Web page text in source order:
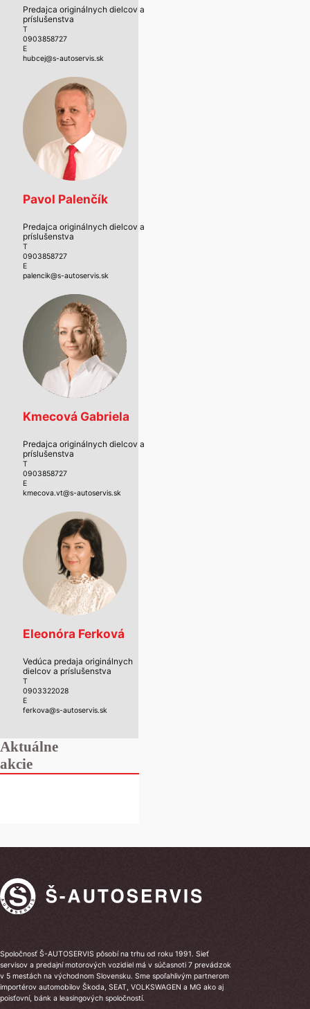
Predajca originálnych dielcov a
príslušenstva
T
0903858727
E
hubcej@s-autoservis.sk
Pavol Palenčík
Predajca originálnych dielcov a
príslušenstva
T
0903858727
E
palencik@s-autoservis.sk
Kmecová Gabriela
Predajca originálnych dielcov a
príslušenstva
T
0903858727
E
kmecova.vt@s-autoservis.sk
Eleonóra Ferková
Vedúca predaja originálnych
dielcov a príslušenstva
T
0903322028
E
ferkova@s-autoservis.sk
Aktuálne
akcie
Spoločnosť Š-AUTOSERVIS pôsobí na trhu od roku 1991. Sieť
servisov a predajní motorových vozidiel má v súčasnoti 7 prevádzok
v 5 mestách na východnom Slovensku. Sme spoľahlivým partnerom
importérov automobilov Škoda, SEAT, VOLKSWAGEN a MG ako aj
poisťovní, bánk a leasingových spoločností.